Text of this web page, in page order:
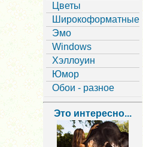
Цветы
Широкоформатные
Эмо
Windows
Хэллоуин
Юмор
Обои - разное
Это интересно...